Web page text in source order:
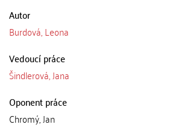
Autor
Burdová, Leona
Vedoucí práce
Šindlerová, Jana
Oponent práce
Chromý, Jan